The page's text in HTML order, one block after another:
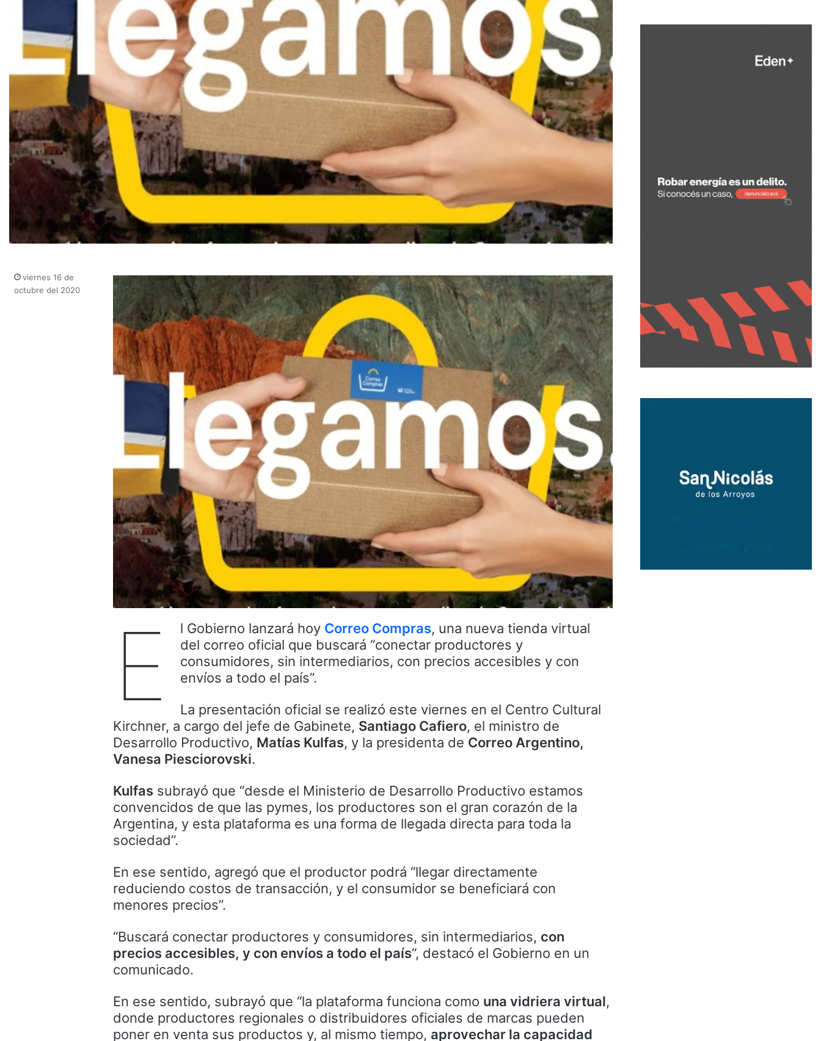
E l Gobierno lanzará hoy Correo Compras, una nueva tienda virtual
del correo oficial que buscará “conectar productores y
consumidores, sin intermediarios, con precios accesibles y con
envíos a todo el país”.
La presentación oficial se realizó este viernes en el Centro Cultural
Kirchner, a cargo del jefe de Gabinete, Santiago Cafiero, el ministro de
Desarrollo Productivo, Matías Kulfas, y la presidenta de Correo Argentino,
Vanesa Piesciorovski.
Kulfas subrayó que “desde el Ministerio de Desarrollo Productivo estamos
convencidos de que las pymes, los productores son el gran corazón de la
Argentina, y esta plataforma es una forma de llegada directa para toda la
sociedad”.
En ese sentido, agregó que el productor podrá “llegar directamente
reduciendo costos de transacción, y el consumidor se beneficiará con
menores precios”.
“Buscará conectar productores y consumidores, sin intermediarios, con
precios accesibles, y con envíos a todo el país“, destacó el Gobierno en un
comunicado.
En ese sentido, subrayó que “la plataforma funciona como una vidriera virtual,
donde productores regionales o distribuidores oficiales de marcas pueden
poner en venta sus productos y, al mismo tiempo, aprovechar la capacidad
viernes 16 de
octubre del 2020